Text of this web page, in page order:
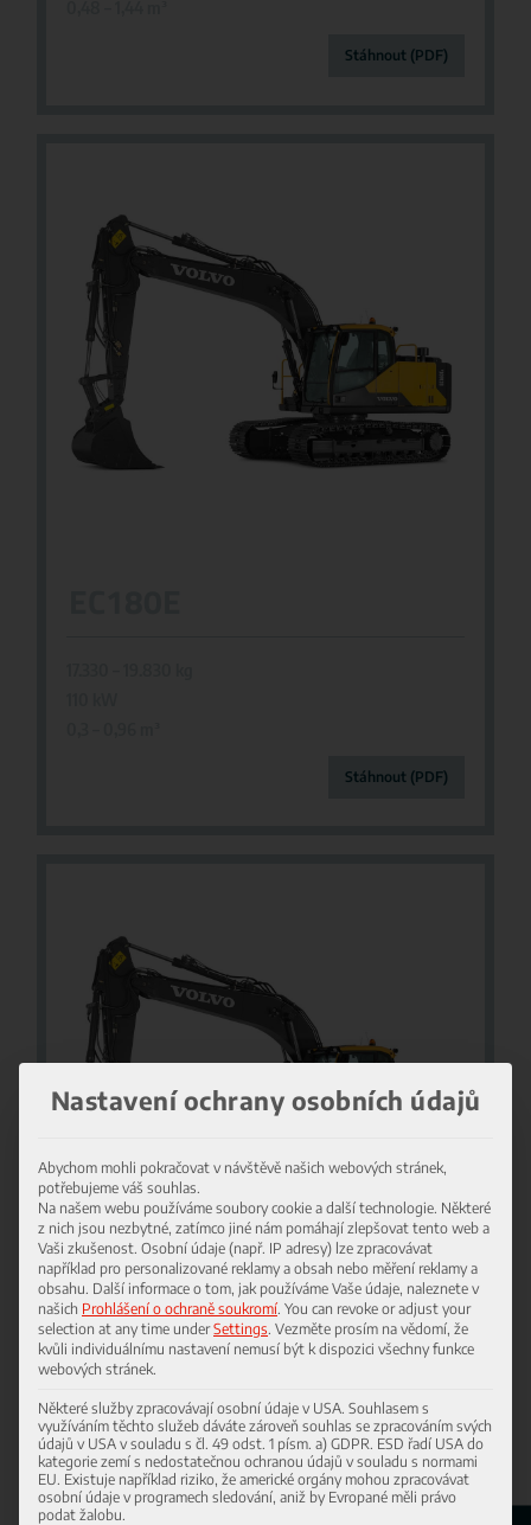
Stáhnout (PDF)
Stáhnout (PDF)
EC160E
110 kW
0,3 – 0,96 m³
Stáhnout (PDF)
Nastavení ochrany osobních údajů
Abychom mohli pokračovat v návštěvě našich webových stránek,
potřebujeme váš souhlas.
Na našem webu používáme soubory cookie a další technologie. Některé
z nich jsou nezbytné, zatímco jiné nám pomáhají zlepšovat tento web a
Vaši zkušenost. Osobní údaje (např. IP adresy) lze zpracovávat
například pro personalizované reklamy a obsah nebo měření reklamy a
obsahu. Další informace o tom, jak používáme Vaše údaje, naleznete v
našich Prohlášení o ochraně soukromí. You can revoke or adjust your
selection at any time underSettings. Vezměte prosím na vědomí, že
kvůli individuálnímu nastavení nemusí být k dispozici všechny funkce
webových stránek.
Některé služby zpracovávají osobní údaje v USA. Souhlasem s
využíváním těchto služeb dáváte zároveň souhlas se zpracováním svých
údajů v USA v souladu s čl. 49 odst. 1 písm. a) GDPR. ESD řadí USA do
kategorie zemí s nedostatečnou ochranou údajů v souladu s normami
EU. Existuje například riziko, že americké orgány mohou zpracovávat
osobní údaje v programech sledování, aniž by Evropané měli právo
podat žalobu.